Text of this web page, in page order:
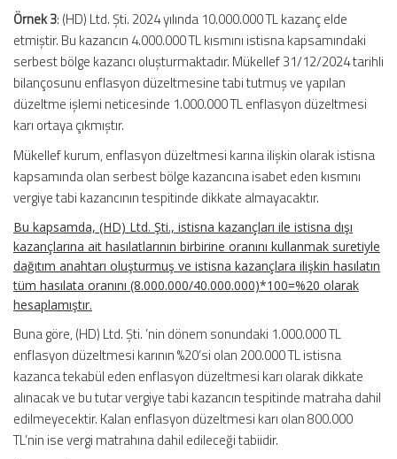
Örnek 3: (HD) Ltd. Şti. 2024 yılında 10.000.000 TL kazanç elde
etmiştir. Bu kazancın 4.000.000 TL kısmını istisna kapsamındaki
serbest bölge kazancı oluşturmaktadır. Mükellef 31/12/2024 tarihli
bilançosunu enflasyon düzeltmesine tabi tutmuş ve yapılan
düzeltme işlemi neticesinde 1.000.000 TL enflasyon düzeltmesi
karı ortaya çıkmıştır.
Mükellef kurum, enflasyon düzeltmesi karına ilişkin olarak istisna
kapsamında olan serbest bölge kazancına isabet eden kısmını
vergiye tabi kazancının tespitinde dikkate almayacaktır.
Bu kapsamda, (HD) Ltd. Şti., istisna kazançları ile istisna dışı
kazançlarına ait hasılatlarının birbirine oranını kullanmak suretiyle
dağıtım anahtarı oluşturmuş ve istisna kazançlara ilişkin hasılatın
tüm hasılata oranını (8.000.000/40.000.000)*100=%20 olarak
hesaplamıştır.
Buna göre, (HD) Ltd. Şti. ’nin dönem sonundaki 1.000.000 TL
enflasyon düzeltmesi karının %20’si olan 200.000 TL istisna
kazanca tekabül eden enflasyon düzeltmesi karı olarak dikkate
alınacak ve bu tutar vergiye tabi kazancın tespitinde matraha dahil
edilmeyecektir. Kalan enflasyon düzeltmesi karı olan 800.000
TL’nin ise vergi matrahına dahil edileceği tabiidir.